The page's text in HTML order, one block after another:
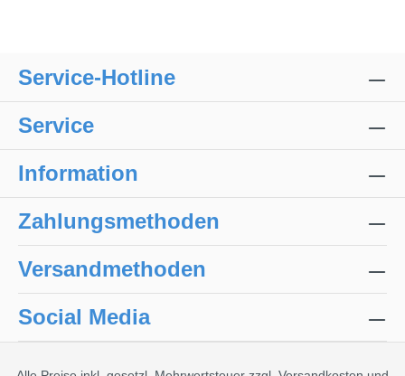
Service-Hotline
Service
Information
Zahlungsmethoden
Versandmethoden
Social Media